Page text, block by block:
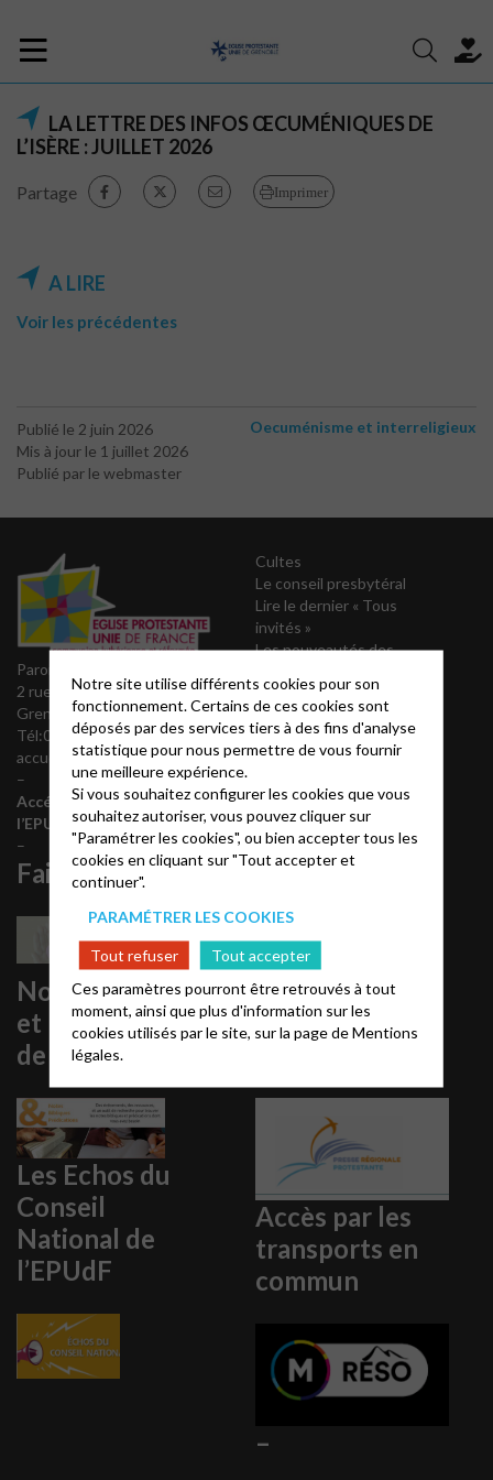
LA LETTRE DES INFOS ŒCUMÉNIQUES DE
L’ISÈRE : JUILLET 2026
Partage Imprimer
A LIRE
Voir les précédentes
Publié le 2 juin 2026
Mis à jour le 1 juillet 2026
Publié par le webmaster
Oecuménisme et interreligieux
Paroisse de Grenoble
2 rue Joseph Fourier 38000
Grenoble
Tél:04 76 42 29 52
accueil@epudg.org
–
Accéder au site de
l’EPUdF-CAR
–
Faire un don
Cultes
Le conseil presbytéral
Lire le dernier « Tous
invités »
Les nouveautés des
Magazine protestant
régional« Réveil »
Notes bibliques
et prédications
de l’EPUdF
Les Echos du
Conseil
National de
l’EPUdF
Autres presses
régionales
Accès par les
transports en
commun
–
Notre site utilise différents cookies pour son
fonctionnement. Certains de ces cookies sont
déposés par des services tiers à des fins d'analyse
statistique pour nous permettre de vous fournir
une meilleure expérience.
Si vous souhaitez configurer les cookies que vous
souhaitez autoriser, vous pouvez cliquer sur
"Paramétrer les cookies", ou bien accepter tous les
cookies en cliquant sur "Tout accepter et
continuer".
PARAMÉTRER LES COOKIES
Tout refuser
Tout accepter
Ces paramètres pourront être retrouvés à tout
moment, ainsi que plus d'information sur les
cookies utilisés par le site, sur la page deMentions
légales.